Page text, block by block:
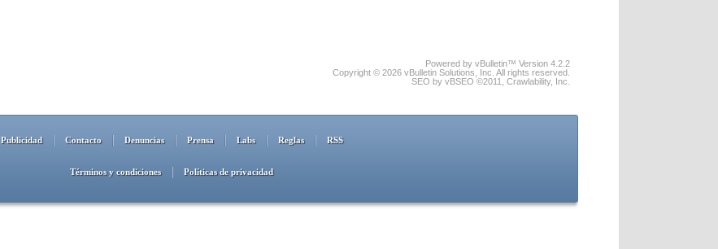
Powered by vBulletin™ Version 4.2.2
Copyright © 2026 vBulletin Solutions, Inc. All rights reserved.
SEO by vBSEO ©2011, Crawlability, Inc.
Publicidad Contacto Denuncias Prensa Labs Reglas RSS
Términos y condiciones Políticas de privacidad